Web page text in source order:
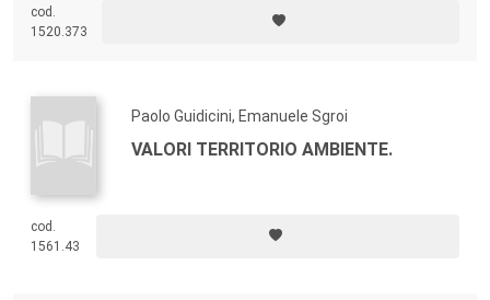
cod.
1520.373
Paolo Guidicini, Emanuele Sgroi
VALORI TERRITORIO AMBIENTE.
cod.
1561.43